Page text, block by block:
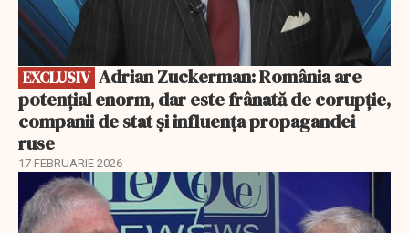
EXCLUSIV
potențial enorm, dar este frânată de corupție,
companii de stat și influența propagandei
ruse
17 FEBRUARIE 2026
EXCLUSIV